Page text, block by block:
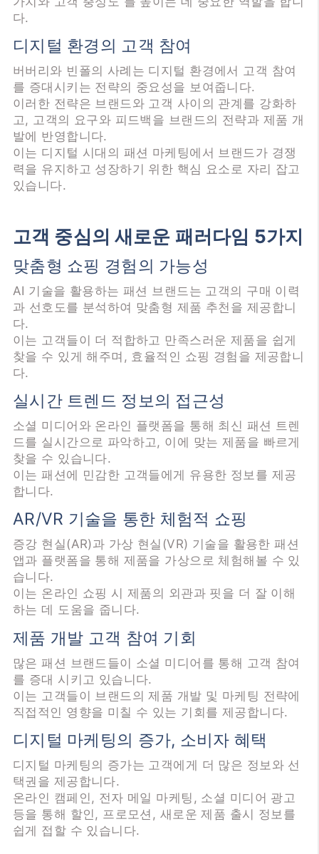
다.
디지털 환경의 고객 참여
버버리와 빈폴의 사례는 디지털 환경에서 고객 참여
를 증대시키는 전략의 중요성을 보여줍니다.
이러한 전략은 브랜드와 고객 사이의 관계를 강화하
고, 고객의 요구와 피드백을 브랜드의 전략과 제품 개
발에 반영합니다.
이는 디지털 시대의 패션 마케팅에서 브랜드가 경쟁
력을 유지하고 성장하기 위한 핵심 요소로 자리 잡고
있습니다.
고객 중심의 새로운 패러다임 5가지
맞춤형 쇼핑 경험의 가능성
AI 기술을 활용하는 패션 브랜드는 고객의 구매 이력
과 선호도를 분석하여 맞춤형 제품 추천을 제공합니
다.
이는 고객들이 더 적합하고 만족스러운 제품을 쉽게
찾을 수 있게 해주며, 효율적인 쇼핑 경험을 제공합니
다.
실시간 트렌드 정보의 접근성
소셜 미디어와 온라인 플랫폼을 통해 최신 패션 트렌
드를 실시간으로 파악하고, 이에 맞는 제품을 빠르게
찾을 수 있습니다.
이는 패션에 민감한 고객들에게 유용한 정보를 제공
합니다.
AR/VR 기술을 통한 체험적 쇼핑
증강 현실(AR)과 가상 현실(VR) 기술을 활용한 패션
앱과 플랫폼을 통해 제품을 가상으로 체험해볼 수 있
습니다.
이는 온라인 쇼핑 시 제품의 외관과 핏을 더 잘 이해
하는 데 도움을 줍니다.
제품 개발 고객 참여 기회
많은 패션 브랜드들이 소셜 미디어를 통해 고객 참여
를 증대 시키고 있습니다.
이는 고객들이 브랜드의 제품 개발 및 마케팅 전략에
직접적인 영향을 미칠 수 있는 기회를 제공합니다.
디지털 마케팅의 증가, 소비자 혜택
디지털 마케팅의 증가는 고객에게 더 많은 정보와 선
택권을 제공합니다.
온라인 캠페인, 전자 메일 마케팅, 소셜 미디어 광고
등을 통해 할인, 프로모션, 새로운 제품 출시 정보를
쉽게 접할 수 있습니다.